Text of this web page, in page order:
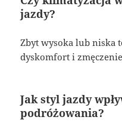
jazdy?
Zbyt wysoka lub niska
dyskomfort i
Jak styl jazdy
podróżowania?